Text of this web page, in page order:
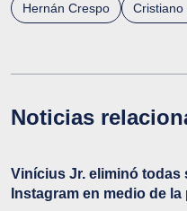
Hernán Crespo Cristiano
Noticias
Vinícius Jr. eliminó
Instagram en medio de